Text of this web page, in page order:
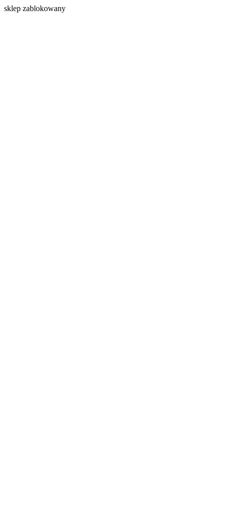
sklep zablokowany